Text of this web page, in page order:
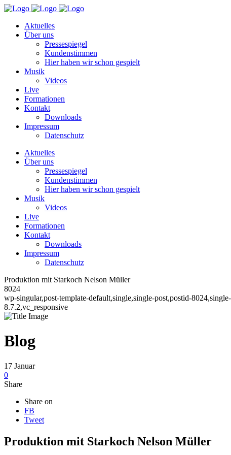
Aktuelles
Über uns
Pressespiegel
Kundenstimmen
Hier haben wir schon gespielt
Musik
Videos
Live
Formationen
Kontakt
Downloads
Impressum
Datenschutz
Aktuelles
Über uns
Pressespiegel
Kundenstimmen
Hier haben wir schon gespielt
Musik
Videos
Live
Formationen
Kontakt
Downloads
Impressum
Datenschutz
Produktion mit Starkoch Nelson Müller
8024
wp-singular,post-template-default,single,single-post,postid-
8.7.2,vc_responsive
Blog
17 Januar
0
Share
Share on
FB
Tweet
Produktion mit Starkoch Nelson Müller